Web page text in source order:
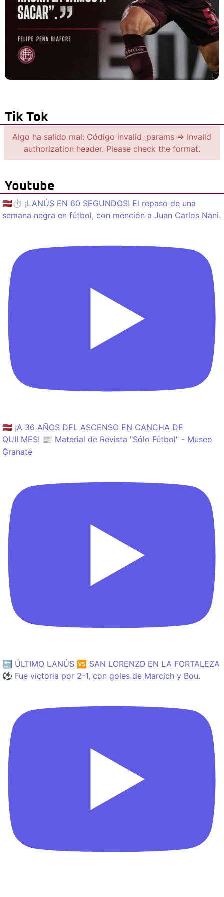
Tik Tok
Algo ha salido mal: Código invalid_params => Invalid
authorization header. Please check the format.
Youtube
🇱🇻⏱️ ¡LANÚS EN 60 SEGUNDOS! El repaso de una
semana negra en fútbol, con mención a Juan Carlos Nani.
🇱🇻 ¡A 36 AÑOS DEL ASCENSO EN CANCHA DE
QUILMES! 📰 Material de Revista "Sólo Fútbol" - Museo
Granate
🔙 ÚLTIMO LANÚS 🆚 SAN LORENZO EN LA FORTALEZA
⚽️ Fue victoria por 2-1, con goles de Marcich y Bou.